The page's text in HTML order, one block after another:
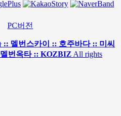
PC버전
멜번스카이 :: 호주바다 :: 미씨
번옥타 :: KOZBIZ All rights